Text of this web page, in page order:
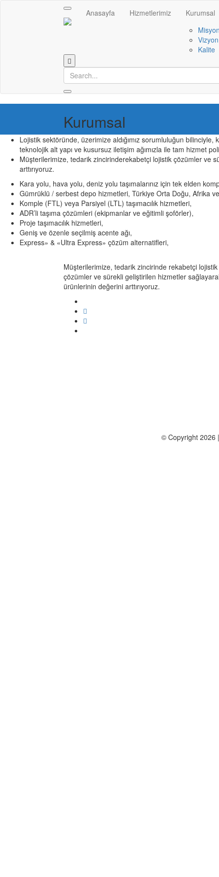
Toggle
navigation
Anasayfa Hizmetlerimiz
Kurumsal
Vizyon
Kalite
Kurumsal
Lojistik sektöründe, üzerimize aldığımız sorumluluğun
teknolojik alt yapı ve kusursuz iletişim ağımızla ile tam hizmet
Müşterilerimize, tedarik zincirinderekabetçi lojistik çözümler ve
arttırıyoruz.
Kara yolu, hava yolu, deniz yolu taşımalarınız için tek elden
Gümrüklü / serbest depo hizmetleri, Türkiye Orta Doğu, Afrika
Komple (FTL) veya Parsiyel (LTL) taşımacılık hizmetleri,
ADR’li taşıma çözümleri (ekipmanlar ve eğitimli şoförler),
Proje taşımacılık hizmetleri,
Geniş ve özenle seçilmiş acente ağı,
Express» & «Ultra Express» çözüm alternatifleri,
Müşterilerimize, tedarik zincirinde rekabetçi lojistik
çözümler ve sürekli geliştirilen hizmetler
ürünlerinin değerini arttırıyoruz.
© Copyright